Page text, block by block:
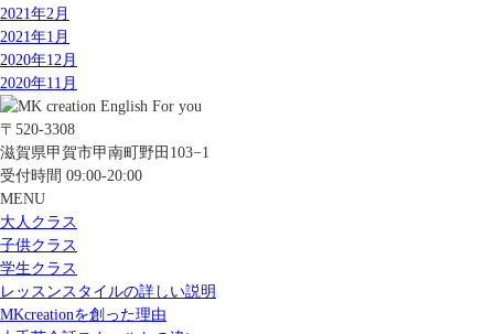
2021年2月
2021年1月
2020年12月
2020年11月
〒520-3308
滋賀県甲賀市甲南町野田103−1
受付時間 09:00-20:00
MENU
大人クラス
子供クラス
学生クラス
レッスンスタイルの詳しい説明
MKcreationを創った理由